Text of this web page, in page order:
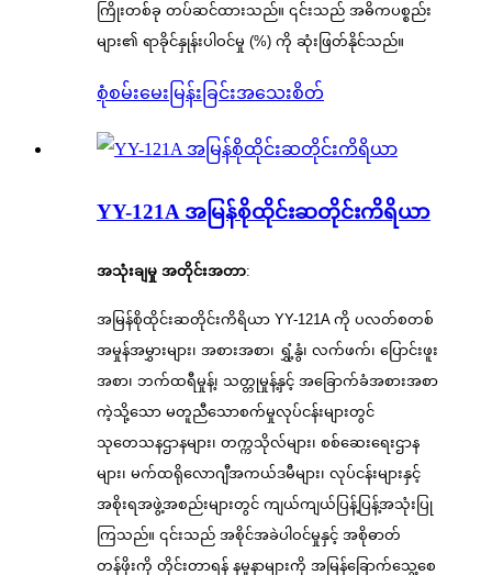
ကြိုးတစ်ခု တပ်ဆင်ထားသည်။ ၎င်းသည် အဓိကပစ္စည်း
များ၏ ရာခိုင်နှုန်းပါဝင်မှု (%) ကို ဆုံးဖြတ်နိုင်သည်။
စုံစမ်းမေးမြန်းခြင်းအသေးစိတ်
YY-121A အမြန်စိုထိုင်းဆတိုင်းကိရိယာ
အသုံးချမှု အတိုင်းအတာ:
အမြန်စိုထိုင်းဆတိုင်းကိရိယာ YY-121A ကို ပလတ်စတစ်
အမှုန်အမွှားများ၊ အစားအစာ၊ ရွှံ့နွံ၊ လက်ဖက်၊ ပြောင်းဖူး
အစာ၊ ဘက်ထရီမှုန့်၊ သတ္တုမှုန့်နှင့် အခြောက်ခံအစားအစာ
ကဲ့သို့သော မတူညီသောစက်မှုလုပ်ငန်းများတွင်
သုတေသနဌာနများ၊ တက္ကသိုလ်များ၊ စစ်ဆေးရေးဌာန
များ၊ မက်ထရိုလောဂျီအကယ်ဒမီများ၊ လုပ်ငန်းများနှင့်
အစိုးရအဖွဲ့အစည်းများတွင် ကျယ်ကျယ်ပြန့်ပြန့်အသုံးပြု
ကြသည်။ ၎င်းသည် အစိုင်အခဲပါဝင်မှုနှင့် အစိုဓာတ်
တန်ဖိုးကို တိုင်းတာရန် နမူနာများကို အမြန်ခြောက်သွေ့စေ